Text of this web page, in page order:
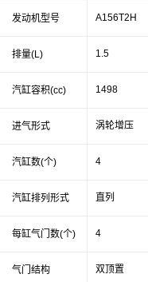
发动机型号
排量(L)
汽缸容积(cc)
进气形式
汽缸数(个)
汽缸排列形式
每缸气门数(个)
气门结构
A156T2H
1.5
1498
涡轮增压
4
直列
4
双顶置